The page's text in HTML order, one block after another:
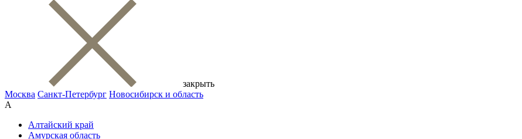
закрыть
Москва Санкт-Петербург Новосибирск и область
А
Алтайский край
Амурская область